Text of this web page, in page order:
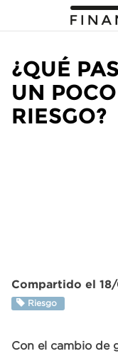
¿QUÉ
UN
RIESGO?
Compartido el
Riesgo
Con el cambio de